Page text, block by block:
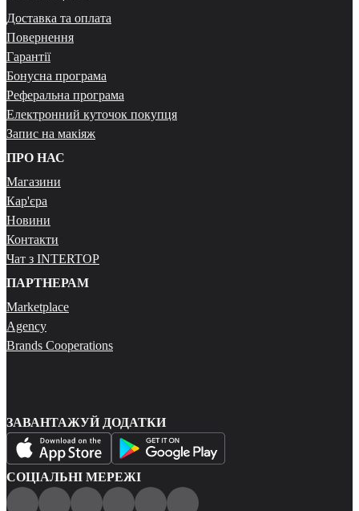
Доставка та оплата
Повернення
Гарантії
Бонусна програма
Реферальна програма
Електронний куточок покупця
Запис на макіяж
ПРО НАС
Магазини
Кар'єра
Новини
Контакти
Чат з INTERTOP
ПАРТНЕРАМ
Marketplace
Agency
Brands Cooperations
ЗАВАНТАЖУЙ ДОДАТКИ
СОЦІАЛЬНІ МЕРЕЖІ